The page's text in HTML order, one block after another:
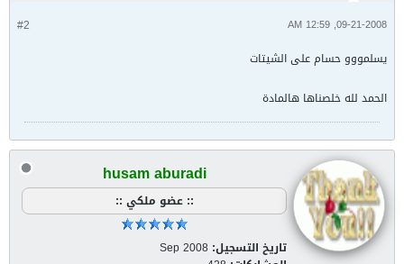
#2 09-21-2008, 12:59 AM
يسلمووو حسام على الشيتات
الحمد لله خلصناها هالمادة
husam aburadi
:: عضو ملكي ::
تاريخ التسجيل: Sep 2008